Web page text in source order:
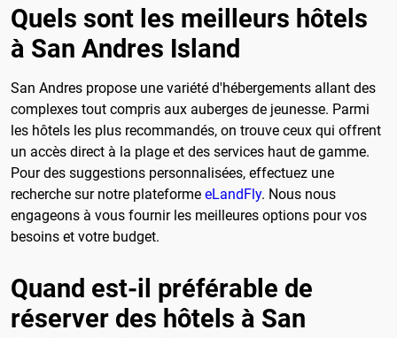
Quels sont les meilleurs hôtels
à San Andres Island
San Andres propose une variété d'hébergements allant des
complexes tout compris aux auberges de jeunesse. Parmi
les hôtels les plus recommandés, on trouve ceux qui offrent
un accès direct à la plage et des services haut de gamme.
Pour des suggestions personnalisées, effectuez une
recherche sur notre plateforme eLandFly. Nous nous
engageons à vous fournir les meilleures options pour vos
besoins et votre budget.
Quand est-il préférable de
réserver des hôtels à San